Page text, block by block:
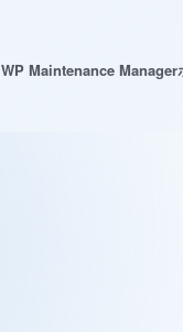
WP Maintenance Manager